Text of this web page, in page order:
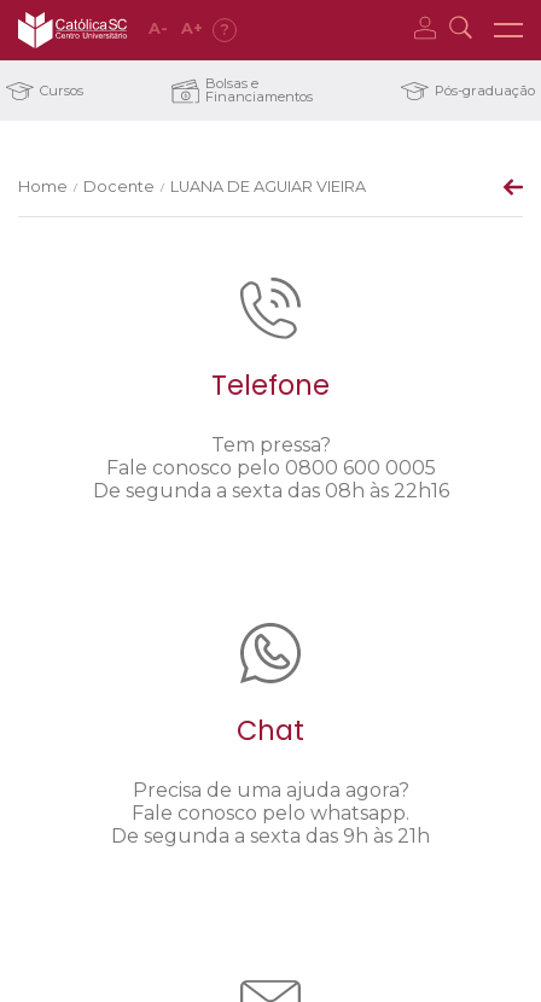
A- A+ ?
Cursos Bolsas e
Financiamentos Pós-graduação
Home / Docente / LUANA DE AGUIAR VIEIRA
Telefone
Tem pressa?
Fale conosco pelo 0800 600 0005
De segunda a sexta das 08h às 22h16
Chat
Precisa de uma ajuda agora?
Fale conosco pelo whatsapp.
De segunda a sexta das 9h às 21h